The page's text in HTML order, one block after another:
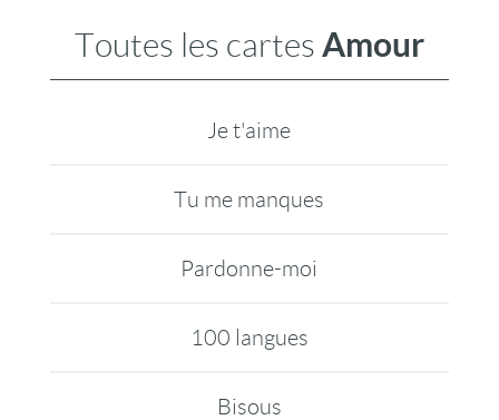
Toutes les cartes Amour
Je t'aime
Tu me manques
Pardonne-moi
100 langues
Bisous